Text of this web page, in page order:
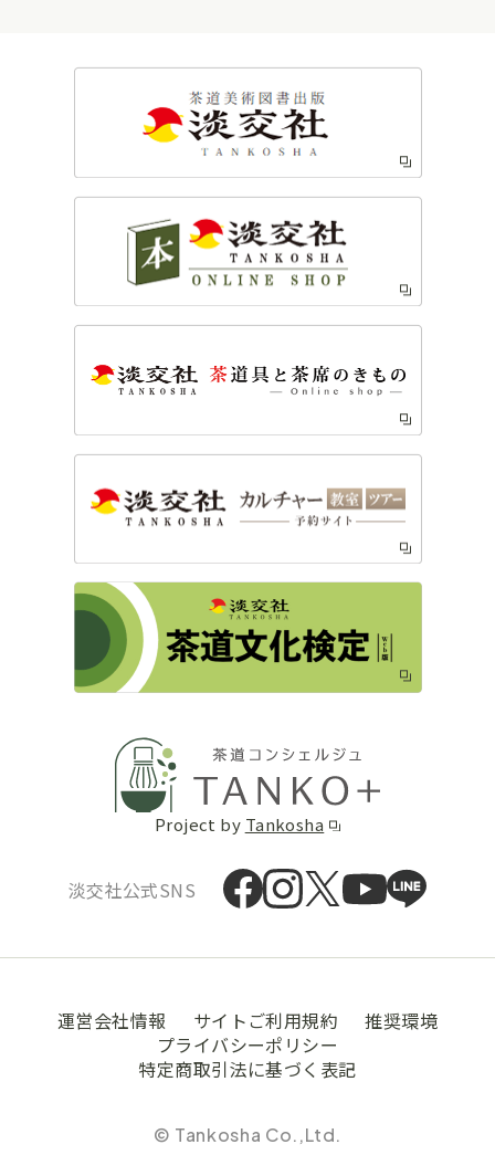
Project by Tankosha
淡交社公式SNS
運営会社情報 サイトご利用規約
推奨環境
プライバシーポリシー
特定商取引法に基づく表記
© Tankosha Co.,Ltd.